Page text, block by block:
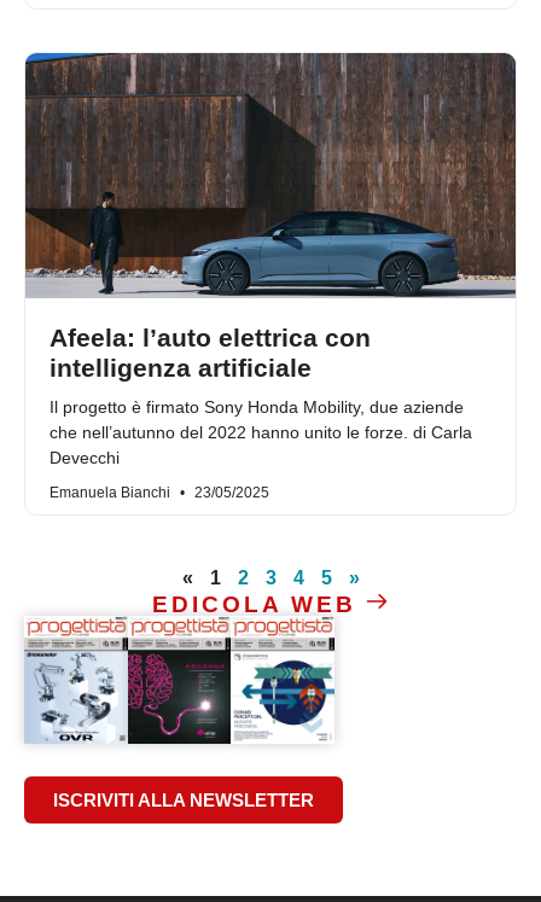
Afeela: l’auto elettrica con
intelligenza artificiale
Il progetto è firmato Sony Honda Mobility, due aziende
che nell’autunno del 2022 hanno unito le forze. di Carla
Devecchi
Emanuela Bianchi 23/05/2025
« 1 2 3 4 5 »
EDICOLA WEB
ISCRIVITI ALLA NEWSLETTER